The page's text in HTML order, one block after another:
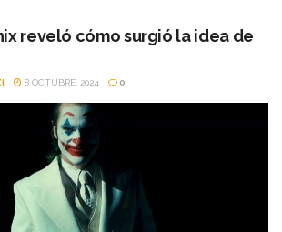
la reunión entre el reconocido actor
reveló cómo surgió la idea de
8 OCTUBRE, 2024 0